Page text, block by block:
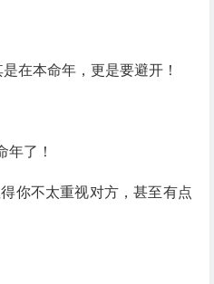
在本命年，更是要避开！
年了！
你不太重视对方，甚至有点